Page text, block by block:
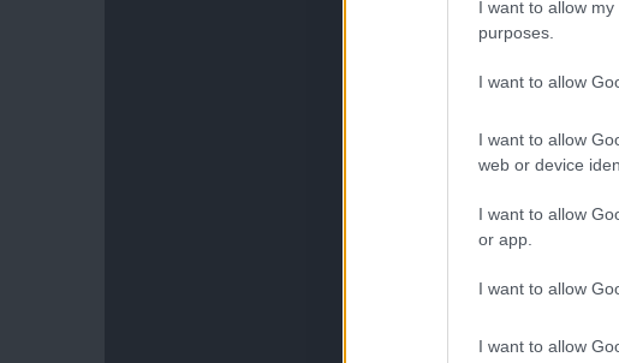
I want to allow
purposes.
I want to allow
I want to allow
web or device
I want to allow
or app.
I want to allow
I want to allow